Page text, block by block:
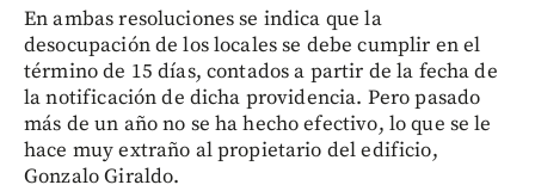
En ambas resoluciones se indica que la
desocupación de los locales se debe cumplir en el
término de 15 días, contados a partir de la fecha de
la notificación de dicha providencia. Pero pasado
más de un año no se ha hecho efectivo, lo que se le
hace muy extraño al propietario del edificio,
Gonzalo Giraldo.